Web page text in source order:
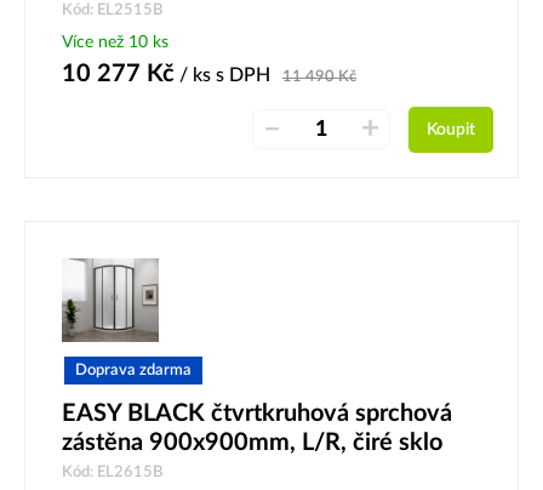
Kód: EL2515B
Více než 10 ks
10 277 Kč / ks s DPH 11 490Kč
– + Koupit
Doprava zdarma
EASY BLACK čtvrtkruhová sprchová
zástěna 900x900mm, L/R, čiré sklo
Kód: EL2615B